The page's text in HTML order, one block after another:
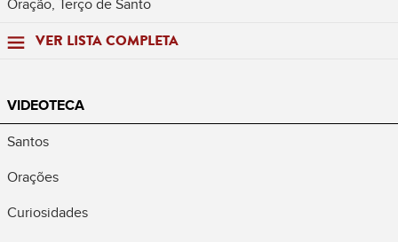
Oração, Terço de Santo
VER LISTA COMPLETA
VIDEOTECA
Santos
Orações
Curiosidades